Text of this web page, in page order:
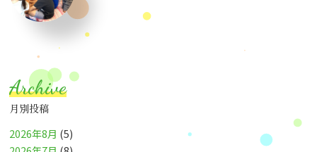
Archive
月別投稿
2026年8月 (5)